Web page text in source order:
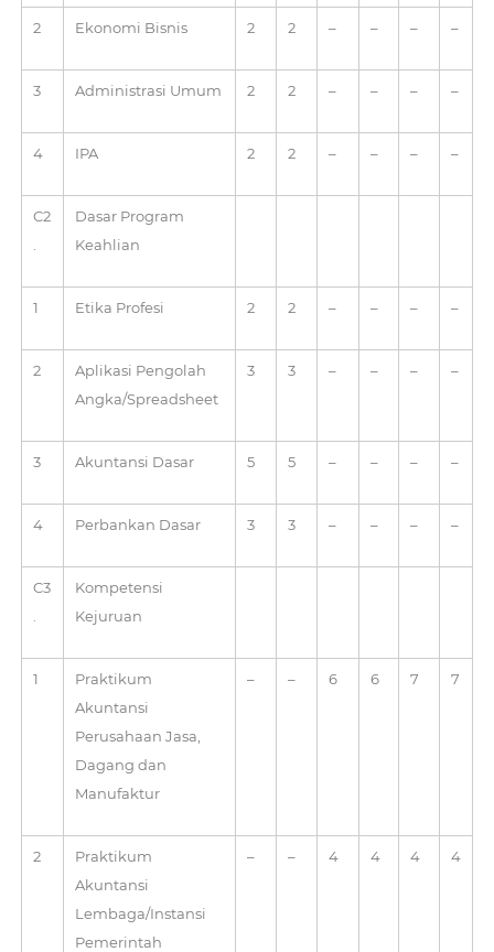
2 Ekonomi Bisnis 2 2 – – – –
3 Administrasi Umum 2 2 – – – –
4 IPA 2 2 – – – –
C2
Dasar Program
Keahlian
1 Etika Profesi 2 2 – – – –
2
Aplikasi Pengolah
Angka/Spreadsheet
3 3 – – – –
3 Akuntansi Dasar 5 5 – – – –
4 Perbankan Dasar 3 3 – – – –
C3
Kompetensi
Kejuruan
1
Praktikum
Akuntansi
Perusahaan Jasa,
Dagang dan
Manufaktur
– – 6 6 7 7
2
Praktikum
Akuntansi
Lembaga/Instansi
Pemerintah
– – 4 4 4 4